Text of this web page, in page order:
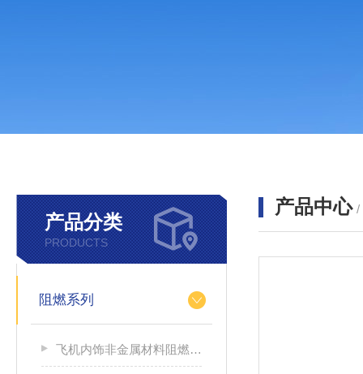
产品分类
PRODUCTS
阻燃系列
飞机内饰非金属材料阻燃性能测试仪
产品中心 /